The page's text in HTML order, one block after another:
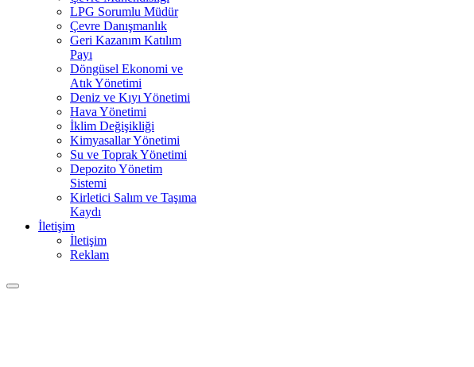
LPG Sorumlu Müdür
Çevre Danışmanlık
Geri Kazanım Katılım
Payı
Döngüsel Ekonomi ve
Atık Yönetimi
Deniz ve Kıyı Yönetimi
Hava Yönetimi
İklim Değişikliği
Kimyasallar Yönetimi
Su ve Toprak Yönetimi
Depozito Yönetim
Sistemi
Kirletici Salım ve Taşıma
Kaydı
İletişim
İletişim
Reklam